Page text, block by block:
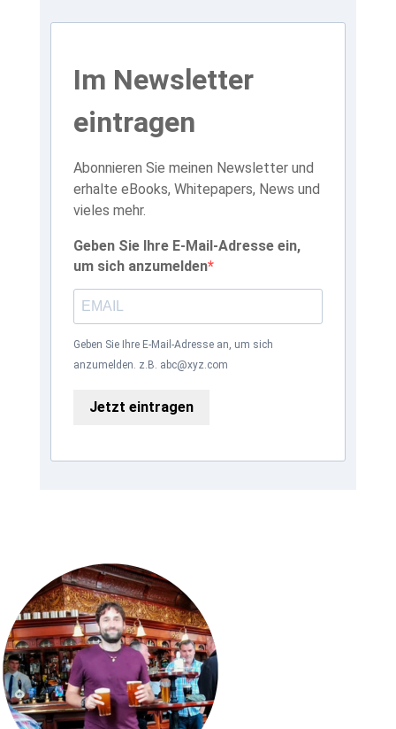
Im Newsletter
eintragen
Abonnieren Sie meinen Newsletter und
erhalte eBooks, Whitepapers, News und
vieles mehr.
Geben Sie Ihre E-Mail-Adresse ein,
um sich anzumelden
Geben Sie Ihre E-Mail-Adresse an, um sich
anzumelden. z.B. abc@xyz.com
Jetzt eintragen